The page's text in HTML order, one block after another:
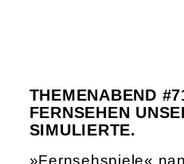
THEMENABEND
FERNSEHEN
SIMULIERTE.
»Fernsehspiele«